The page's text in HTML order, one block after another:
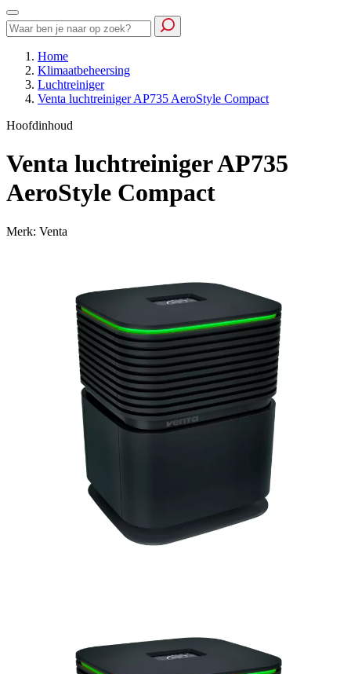
Home
Klimaatbeheersing
Luchtreiniger
Venta luchtreiniger AP735 AeroStyle Compact
Hoofdinhoud
Venta luchtreiniger AP735
AeroStyle Compact
Merk: Venta